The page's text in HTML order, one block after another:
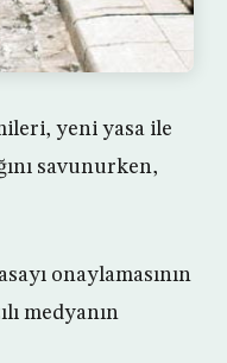
yeni yasa ile
savunurken,
onaylamasının
medyanın